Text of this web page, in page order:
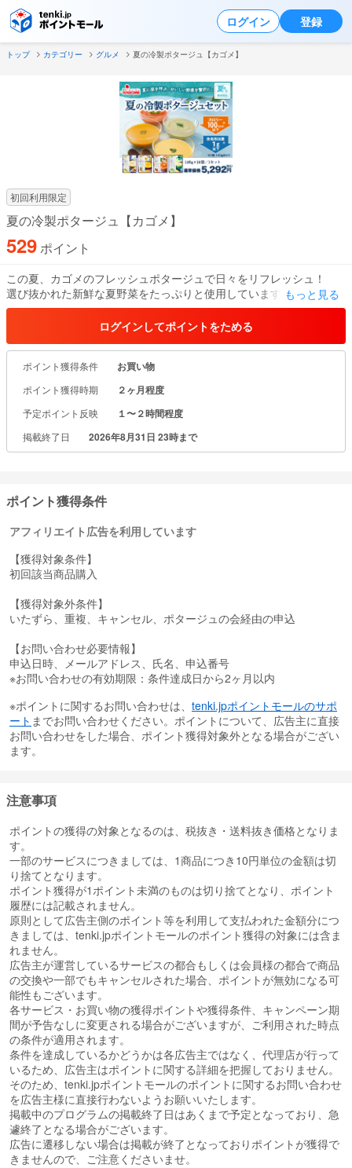
ログイン 登録
トップ カテゴリー グルメ 夏の冷製ポタージュ【カゴメ】
初回利用限定
夏の冷製ポタージュ【カゴメ】
529ポイント
この夏、カゴメのフレッシュポタージュで日々をリフレッシュ！
選び抜かれた新鮮な夏野菜をたっぷりと使用しています。
トマト、ズッキーニ、パプリカなど、色とりどりの野菜が豊富に含
まれ、ビタミンとミネラルをバランス良く摂取できます。
熱中症対策にも役立つ水分と栄養を手軽に補給できるので、忙しい
あなたにも最適です。
食事の一部として、または夏バテ防止の小さな一杯として、カゴメ
のポタージュをぜひお楽しみください。
もっと見る
ログインしてポイントをためる
ポイント獲得条件 お買い物
ポイント獲得時期 ２ヶ月程度
予定ポイント反映 １〜２時間程度
掲載終了日 2026年8月31日 23時まで
ポイント獲得条件
アフィリエイト広告を利用しています
【獲得対象条件】
初回該当商品購入
【獲得対象外条件】
いたずら、重複、キャンセル、ポタージュの会経由の申込
【お問い合わせ必要情報】
申込日時、メールアドレス、氏名、申込番号
※お問い合わせの有効期限：条件達成日から2ヶ月以内
※ポイントに関するお問い合わせは、 tenki.jpポイントモールのサポ
ート までお問い合わせください。ポイントについて、広告主に直接
お問い合わせをした場合、ポイント獲得対象外となる場合がござい
ます。
注意事項
ポイントの獲得の対象となるのは、税抜き・送料抜き価格となりま
す。
一部のサービスにつきましては、1商品につき10円単位の金額は切
り捨てとなります。
ポイント獲得が1ポイント未満のものは切り捨てとなり、ポイント
履歴には記載されません。
原則として広告主側のポイント等を利用して支払われた金額分につ
きましては、tenki.jpポイントモールのポイント獲得の対象には含ま
れません。
広告主が運営しているサービスの都合もしくは会員様の都合で商品
の交換や一部でもキャンセルされた場合、ポイントが無効になる可
能性もございます。
各サービス・お買い物の獲得ポイントや獲得条件、キャンペーン期
間が予告なしに変更される場合がございますが、ご利用された時点
の条件が適用されます。
条件を達成しているかどうかは各広告主ではなく、代理店が行って
いるため、広告主はポイントに関する詳細を把握しておりません。
そのため、tenki.jpポイントモールのポイントに関するお問い合わせ
を広告主様に直接行わないようお願いいたします。
掲載中のプログラムの掲載終了日はあくまで予定となっており、急
遽終了となる場合がございます。
広告に遷移しない場合は掲載が終了となっておりポイントが獲得で
きませんので、ご注意くださいませ。